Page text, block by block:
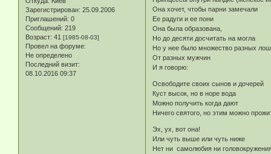
Зарегистрирован: 25.09.2006
Приглашений: 0
Сообщений: 219
Возраст: 41 [1985-08-03]
Провел на форуме:
Не определено
Последний визит:
08.10.2016 09:37
Она хочет, чтобы парни замечали
Ее радуги и ее пони
Она была образована,
Но до десяти досчитать на могла
Но у нее было множество разных
От разных мужчин
И я говорю:
Освободите своих сынов и дочерей
Куст высок, но в норе вода
Можно получить когда дают
Ничего святого, но этим можно
Эх, ух, вот она!
Или чуть выше или чуть ниже
Нет ни самолюбия ни